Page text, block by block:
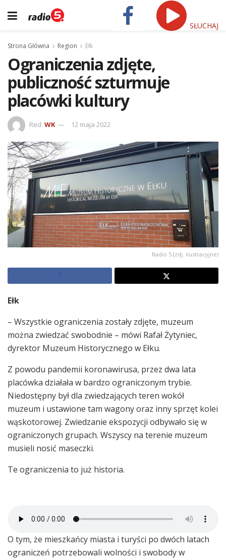
SŁUCHAJ
Strona Główna Region Ełk
Ograniczenia zdjęte,
publiczność szturmuje
placówki kultury
Red. WK 12 maja 2022
Radio 5 (zdj. ilustracyjne)
Ełk
– Wszystkie ograniczenia zostały zdjęte, muzeum
można zwiedzać swobodnie – mówi Rafał Żytyniec,
dyrektor Muzeum Historycznego w Ełku.
Z powodu pandemii koronawirusa, przez dwa lata
placówka działała w bardzo ograniczonym trybie.
Niedostępny był dla zwiedzających teren wokół
muzeum i ustawione tam wagony oraz inny sprzęt kolei
wąskotorowej. Zwiedzanie ekspozycji odbywało się w
ograniczonych grupach. Wszyscy na terenie muzeum
musieli nosić maseczki.
Te ograniczenia to już historia.
O tym, że mieszkańcy miasta i turyści po dwóch latach
ograniczeń potrzebowali wolności i swobody w